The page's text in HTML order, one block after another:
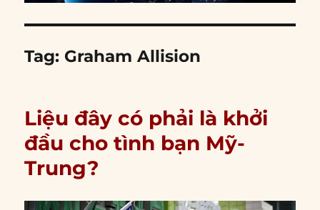
Tag: Graham Allision
Liệu đây có phải là khởi
đầu cho tình bạn Mỹ-
Trung?